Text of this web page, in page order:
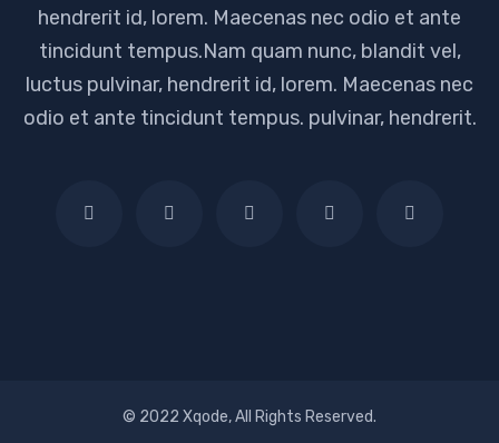
hendrerit id, lorem. Maecenas nec odio et ante
tincidunt tempus.Nam quam nunc, blandit vel,
luctus pulvinar, hendrerit id, lorem. Maecenas nec
odio et ante tincidunt tempus. pulvinar, hendrerit.
© 2022 Xqode, All Rights Reserved.